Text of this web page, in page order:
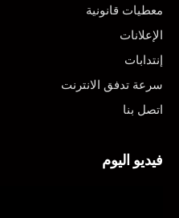
معطيات قانونية
الإعلانات
إنتدابات
سرعة تدفق الانترنت
اتصل بنا
فيديو اليوم